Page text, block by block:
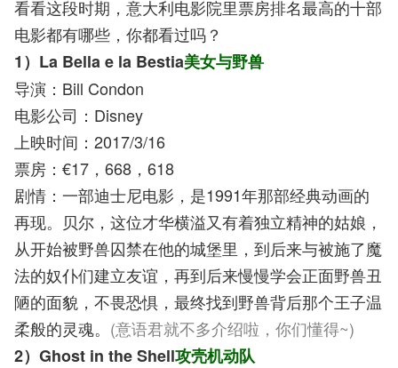
看看这段时期，意大利电影院里票房排名最高的十部
电影都有哪些，你都看过吗？
1）La Bella e la Bestia美女与野兽
导演：Bill Condon
电影公司：Disney
上映时间：2017/3/16
票房：€17，668，618
剧情：一部迪士尼电影，是1991年那部经典动画的
再现。贝尔，这位才华横溢又有着独立精神的姑娘，
从开始被野兽囚禁在他的城堡里，到后来与被施了魔
法的奴仆们建立友谊，再到后来慢慢学会正面野兽丑
陋的面貌，不畏恐惧，最终找到野兽背后那个王子温
柔般的灵魂。 (意语君就不多介绍啦，你们懂得~)
2）Ghost in the Shell攻壳机动队